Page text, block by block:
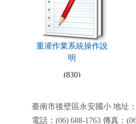
重灌作業系統操作說
明
(830)
頁尾區域內容
臺南市後壁區永安國小 地址
電話：(06) 688-1763 傳真：